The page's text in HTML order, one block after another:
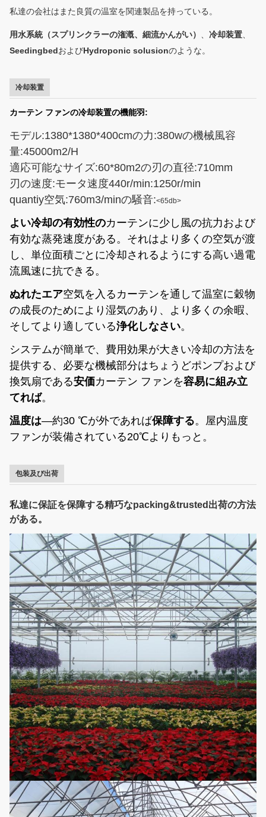
私達の会社はまた良質の温室を関連製品を持っている。
用水系統（スプリンクラーの潅漑、細流かんがい） 冷却装置
SeedingbedおよびHydroponic solusionのような。
冷却装置
カーテン ファンの冷却装置の機能羽:
モデル:1380*1380*400cmの力:380wの機械風容
量:45000m2/H
適応可能なサイズ:60*80m2の刃の直径:710mm
刃の速度:モータ速度440r/min:1250r/min
quantiy空気:760m3/minの騒音:<65db>
よい冷却の有効性のカーテンに少し風の抗力および
有効な蒸発速度がある。それはより多くの空気が渡
し 、単位面積ごとに冷却されるようにする高い過電
流風速に抗できる。
ぬれたエア空気を入るカーテンを通して温室に穀物
の成長のためにより湿気のあり、より多くの余暇、
そしてより適している浄化しなさい。
システムが簡単で、費用効果が大きい冷却の方法を
提供する、必要な機械部分はちょうどポンプおよび
換気扇である安価カーテン ファンを容易に組み立
てれば。
温度は—約30 ℃が外であれば保障する。屋内温度
ファンが装備されている20℃よりもっと。
包装及び出荷
私達に保証を保障する精巧なpacking&trusted出荷の方法
がある。